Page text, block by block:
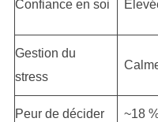
Confiance en soi
Gestion du
stress
Peur de décider ~18